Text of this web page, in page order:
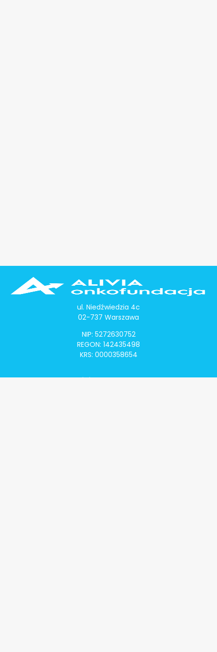
ul. Niedźwiedzia 4c
02-737 Warszawa
NIP: 5272630752
REGON: 142435498
KRS: 0000358654
Alivia Onkomapa